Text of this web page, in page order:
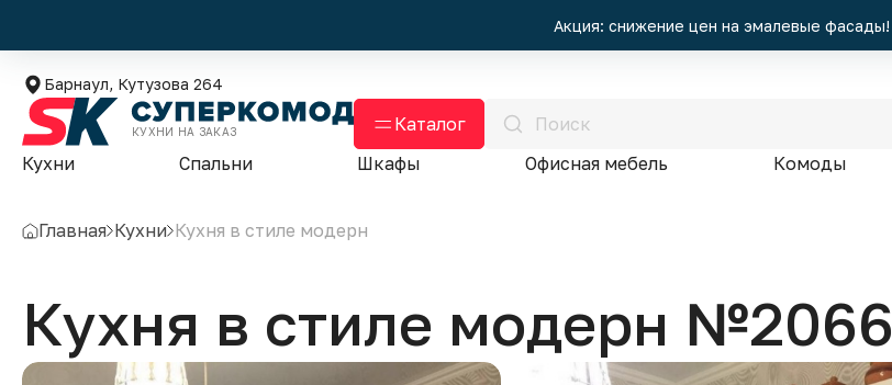
Акция: снижение цен на эмалевые фасады!
Барнаул, Кутузова 264
КУХНИ НА ЗАКАЗ Каталог
Кухни
Спальни Шкафы Офисная мебель Комоды
Главная Кухни Кухня в стиле модерн
Кухня в стиле модерн №2066